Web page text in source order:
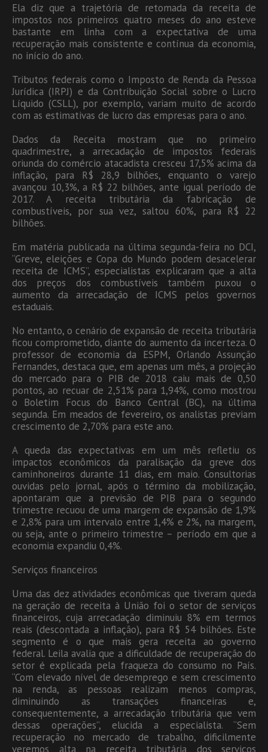
Ela diz que a trajetória de retomada da receita de
impostos nos primeiros quatro meses do ano esteve
bastante em linha com a expectativa de uma
recuperação mais consistente e contínua da economia,
no início do ano.
Tributos federais como o Imposto de Renda da Pessoa
Jurídica (IRPJ) e da Contribuição Social sobre o Lucro
Líquido (CSLL), por exemplo, variam muito de acordo
com as estimativas de lucro das empresas para o ano.
Dados da Receita mostram que no primeiro
quadrimestre, a arrecadação de impostos federais
oriunda do comércio atacadista cresceu 17,5% acima da
inflação, para R$ 28,9 bilhões, enquanto o varejo
avançou 10,3%, a R$ 22 bilhões, ante igual período de
2017. A receita tributária da fabricação de
combustíveis, por sua vez, saltou 60%, para R$ 22
bilhões.
Em matéria publicada na última segunda-feira no DCI,
“Greve, eleições e Copa do Mundo podem desacelerar
receita de ICMS”, especialistas explicaram que a alta
dos preços dos combustíveis também puxou o
aumento da arrecadação de ICMS pelos governos
estaduais.
No entanto, o cenário de expansão de receita tributária
ficou comprometido, diante do aumento da incerteza. O
professor de economia da ESPM, Orlando Assunção
Fernandes, destaca que, em apenas um mês, a projeção
do mercado para o PIB de 2018 caiu mais de 0,50
pontos, ao recuar de 2,51% para 1,94%, como mostrou
o Boletim Focus do Banco Central (BC), na última
segunda. Em meados de fevereiro, os analistas previam
crescimento de 2,70% para este ano.
A queda das expectativas em um mês refletiu os
impactos econômicos da paralisação da greve dos
caminhoneiros durante 11 dias, em maio. Consultorias
ouvidas pelo jornal, após o término da mobilização,
apontaram que a previsão de PIB para o segundo
trimestre recuou de uma margem de expansão de 1,9%
e 2,8% para um intervalo entre 1,4% e 2%, na margem,
ou seja, ante o primeiro trimestre – período em que a
economia expandiu 0,4%.
Serviços financeiros
Uma das dez atividades econômicas que tiveram queda
na geração de receita à União foi o setor de serviços
financeiros, cuja arrecadação diminuiu 8% em termos
reais (descontada a inflação), para R$ 54 bilhões. Este
segmento é o que mais gera receita ao governo
federal. Leila avalia que a dificuldade de recuperação do
setor é explicada pela fraqueza do consumo no País.
“Com elevado nível de desemprego e sem crescimento
na renda, as pessoas realizam menos compras,
diminuindo as transações financeiras e,
consequentemente, a arrecadação tributária que vem
dessas operações”, elucida a especialista. “Sem
recuperação no mercado de trabalho, dificilmente
veremos alta na receita tributária dos serviços